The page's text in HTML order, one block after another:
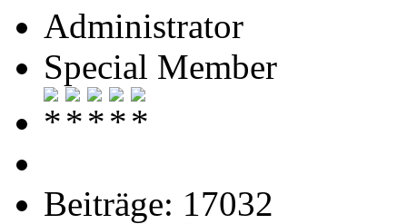
Administrator
Special Member
Beiträge: 17032